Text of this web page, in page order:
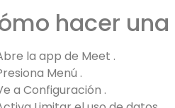
hacer
la app de Meet .
Menú .
a Configuración .